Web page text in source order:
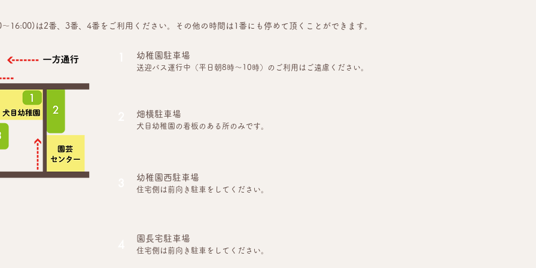
16:00)は2番、3番、4番をご利用ください。その他の時間は1番にも停めて頂くことができます。
幼稚園駐車場
送迎バス運行中（平日朝8時～10時）のご利用はご遠慮ください。
畑横駐車場
犬目幼稚園の看板のある所のみです。
幼稚園西駐車場
住宅側は前向き駐車をしてください。
園長宅駐車場
住宅側は前向き駐車をしてください。